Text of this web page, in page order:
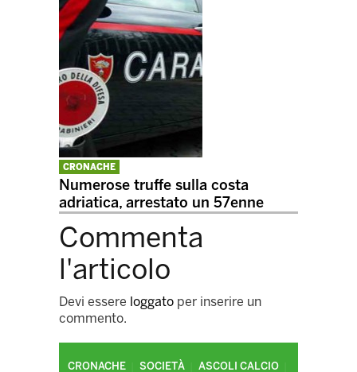
CRONACHE
Numerose truffe sulla costa
adriatica, arrestato un 57enne
Commenta
l'articolo
Devi essere loggato per inserire un
commento.
CRONACHE SOCIETÀ ASCOLI CALCIO